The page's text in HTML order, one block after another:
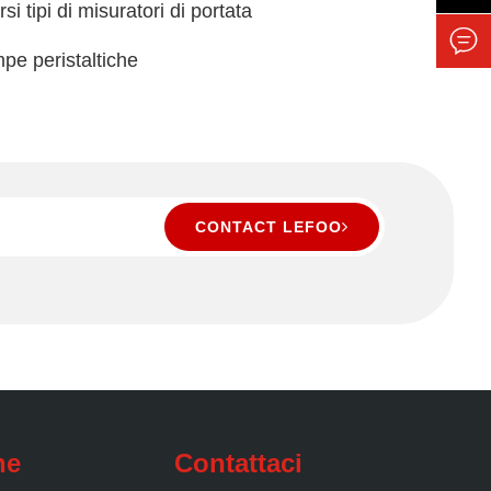
tipi di misuratori di portata
peristaltiche
CONTACT LEFOO
Contattaci
